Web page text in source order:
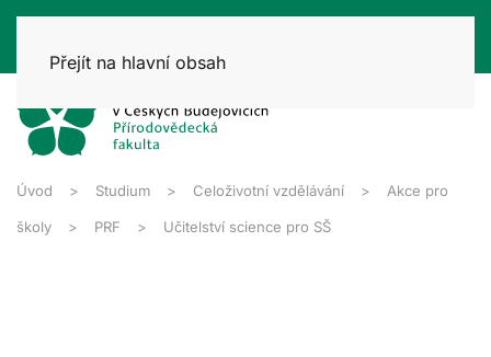
Přejít na hlavní obsah
Úvod Studium Celoživotní vzdělávání Akce pro
školy PRF Učitelství science pro SŠ